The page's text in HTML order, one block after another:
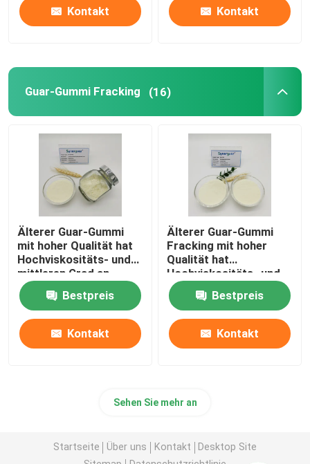
Guar-Haarpflege
Mundpflege
Karboxymethyl- Guargummi
Papierherstellungs-Zusätze
Farbenzusatz
Guar-Gummi-Paste
Guar-Gummi-Schlamm
Textildruckgummi
Kontakt Kontakt
Guar-Gummi Fracking (16)
Älterer Guar-Gummi
mit hoher Qualität hat
Hochviskositäts- und
mittleren Grad an
Ersatz für das
Zerbrechen der
Flüssigkeit
Bestpreis
Kontakt
Älterer Guar-Gummi
Fracking mit hoher
Qualität hat
Hochviskositäts- und
mittleren Grad an
Ersatz für das
Zerbrechen der
Flüssigkeit
Bestpreis
Kontakt
Sehen Sie mehr an
Startseite Über uns Kontakt
Desktop Site